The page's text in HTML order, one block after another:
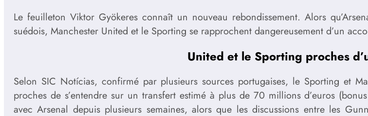
Le feuilleton Viktor Gyökeres connaît un nouveau rebondissement. Alors
suédois, Manchester United et le Sporting se rapprochent dangereusement d’un
United et le Sporting proches
Selon SIC Notícias, confirmé par plusieurs sources portugaises, le Sporting et
proches de s’entendre sur un transfert estimé à plus de 70 millions d’euros
avec Arsenal depuis plusieurs semaines, alors que les discussions entre les